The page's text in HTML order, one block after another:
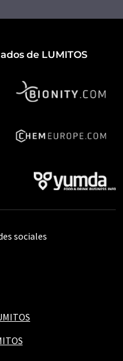
de LUMITOS
sociales